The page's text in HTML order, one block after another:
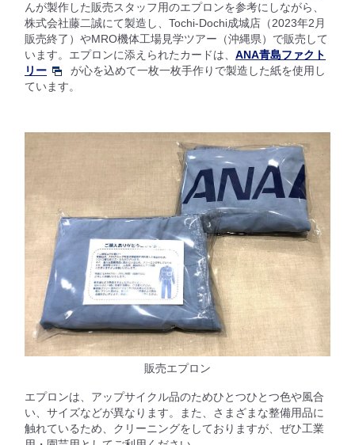
んが製作した販売スタッフ用のエプロンを参考にしながら、
株式会社藤二誠にて製造し、Tochi-Dochi成城店（2023年2月
販売終了）やMRO機体工場見学ツアー（沖縄県）で販売して
います。エプロンに添えられたカードは、 ANA青島ファクト
リー
が心を込めて一枚一枚手作りで製造した紙を使用し
ています。
販売エプロン
エプロンは、アップサイクル品のためひとつひとつ色や風合
い、サイズなどが異なります。また、さまざまな整備用品に
触れているため、クリーニングをしておりますが、ぜひ工業